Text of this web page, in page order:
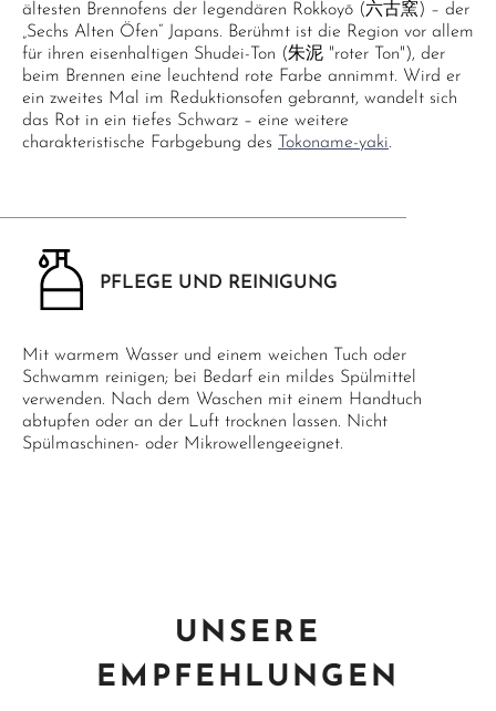
ältesten Brennofens der legendären Rokkoyō (六古窯) – der
„Sechs Alten Öfen“ Japans. Berühmt ist die Region vor allem
für ihren eisenhaltigen Shudei-Ton (朱泥 "roter Ton"), der
beim Brennen eine leuchtend rote Farbe annimmt. Wird er
ein zweites Mal im Reduktionsofen gebrannt, wandelt sich
das Rot in ein tiefes Schwarz – eine weitere
charakteristische Farbgebung des
Tokoname-yaki.
PFLEGE UND REINIGUNG
Mit warmem Wasser und einem weichen Tuch oder
Schwamm reinigen; bei Bedarf ein mildes Spülmittel
verwenden. Nach dem Waschen mit einem Handtuch
abtupfen oder an der Luft trocknen lassen. Nicht
Spülmaschinen- oder Mikrowellengeeignet.
UNSERE
EMPFEHLUNGEN